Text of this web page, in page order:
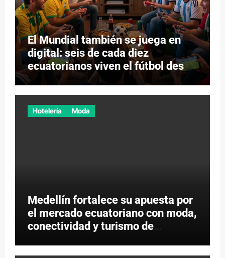
El Mundial también se juega en
digital: seis de cada diez
ecuatorianos viven el fútbol desde
los videojuegos
Hotelería Moda
Medellín fortalece su apuesta por
el mercado ecuatoriano con moda,
conectividad y turismo de